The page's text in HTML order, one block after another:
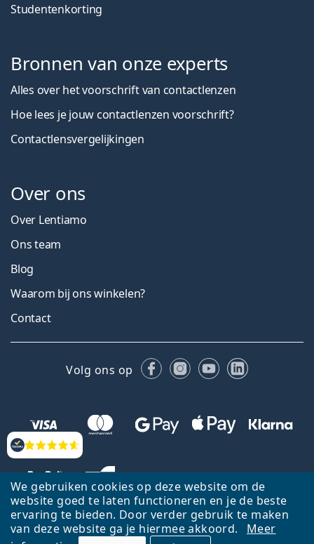
We gebruiken cookies op deze website om de
website goed te laten functioneren en je de beste
ervaring te bieden. Door verder gebruik te maken
van deze website ga je hiermee akkoord.
Meer
Beoordelingen
Studentenkorting
Bronnen van onze experts
Alles over het voorschrift van contactlenzen
Hoe lees je jouw contactlenzen voorschrift?
Contactlensvergelijkingen
Over ons
Over Lentiamo
Ons team
Blog
Waarom bij ons winkelen?
Contact
Volg ons op FacebookInstagram
YouTubeLinkedIn